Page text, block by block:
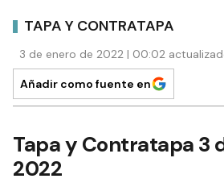
TAPA Y CONTRATAPA
3 de enero de 2022 | 00:02
Añadir como fuente en
Tapa y Contratapa 3
2022